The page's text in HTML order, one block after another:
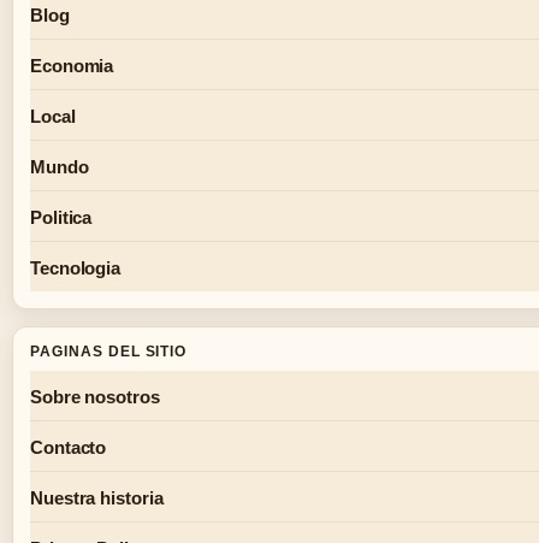
Blog
Economia
Local
Mundo
Politica
Tecnologia
PAGINAS DEL SITIO
Sobre nosotros
Contacto
Nuestra historia